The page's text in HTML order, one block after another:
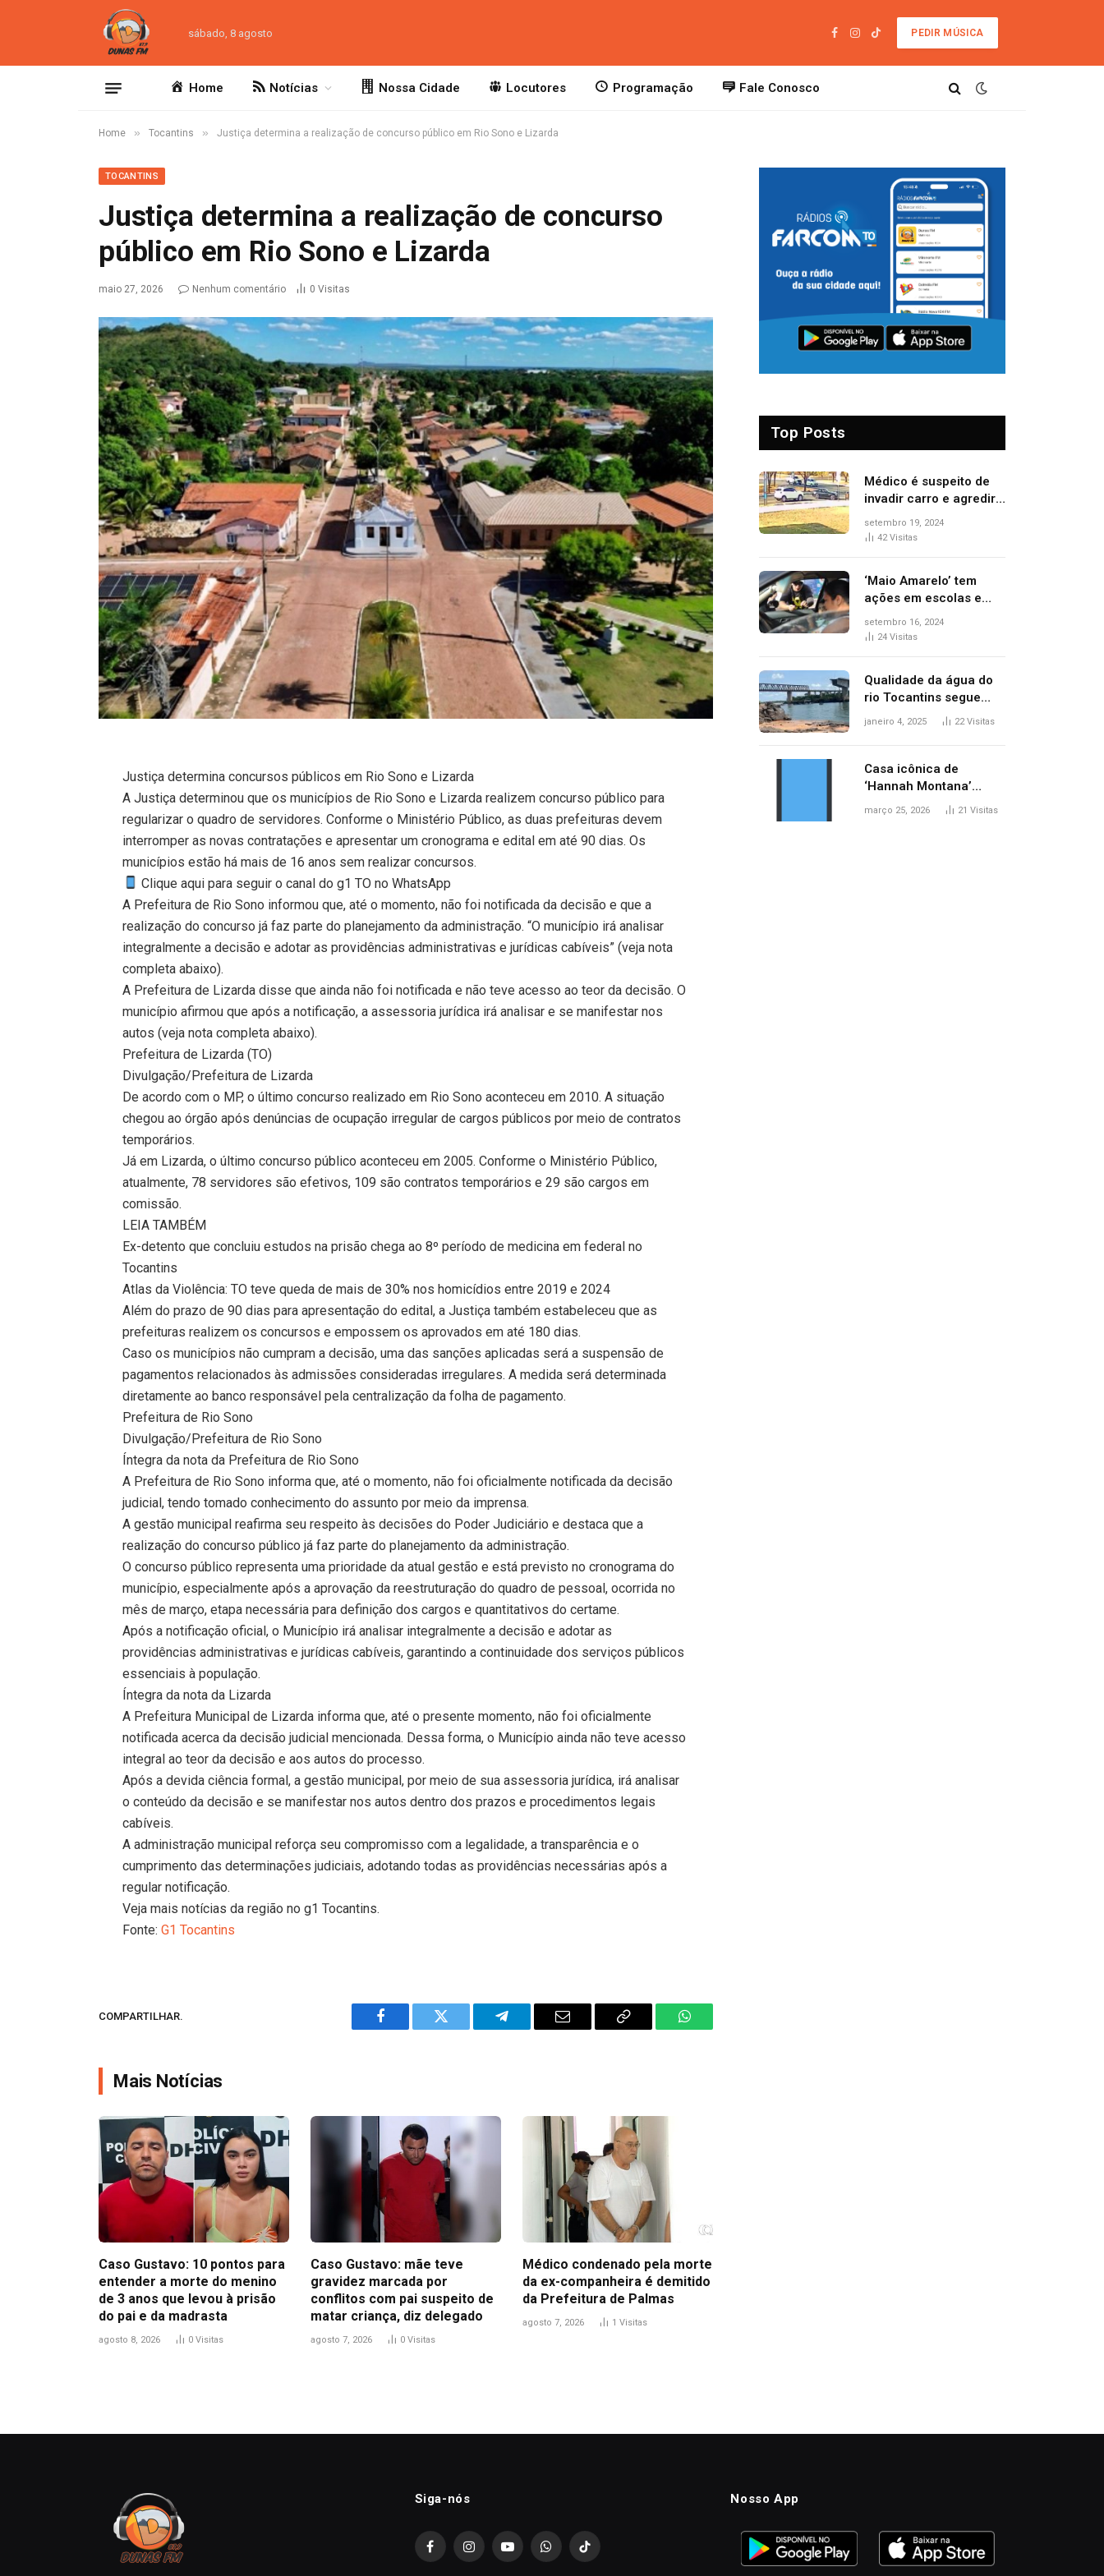
sábado, 8 agosto
Facebook
Instagram
TikTok
PEDIR MÚSICA
Home Notícias Nossa Cidade Locutores Programação Fale Conosco
Home » Tocantins » Justiça determina a realização de concurso público em Rio Sono e Lizarda
TOCANTINS
Justiça determina a realização de concurso
público em Rio Sono e Lizarda
maio 27, 2026 Nenhum comentário 0 Visitas
Justiça determina concursos públicos em Rio Sono e Lizarda
A Justiça determinou que os municípios de Rio Sono e Lizarda realizem concurso público para
regularizar o quadro de servidores. Conforme o Ministério Público, as duas prefeituras devem
interromper as novas contratações e apresentar um cronograma e edital em até 90 dias. Os
municípios estão há mais de 16 anos sem realizar concursos.
Clique aqui para seguir o canal do g1 TO no WhatsApp
A Prefeitura de Rio Sono informou que, até o momento, não foi notificada da decisão e que a
realização do concurso já faz parte do planejamento da administração. “O município irá analisar
integralmente a decisão e adotar as providências administrativas e jurídicas cabíveis” (veja nota
completa abaixo).
A Prefeitura de Lizarda disse que ainda não foi notificada e não teve acesso ao teor da decisão. O
município afirmou que após a notificação, a assessoria jurídica irá analisar e se manifestar nos
autos (veja nota completa abaixo).
Prefeitura de Lizarda (TO)
Divulgação/Prefeitura de Lizarda
De acordo com o MP, o último concurso realizado em Rio Sono aconteceu em 2010. A situação
chegou ao órgão após denúncias de ocupação irregular de cargos públicos por meio de contratos
temporários.
Já em Lizarda, o último concurso público aconteceu em 2005. Conforme o Ministério Público,
atualmente, 78 servidores são efetivos, 109 são contratos temporários e 29 são cargos em
comissão.
LEIA TAMBÉM
Ex-detento que concluiu estudos na prisão chega ao 8º período de medicina em federal no
Tocantins
Atlas da Violência: TO teve queda de mais de 30% nos homicídios entre 2019 e 2024
Além do prazo de 90 dias para apresentação do edital, a Justiça também estabeleceu que as
prefeituras realizem os concursos e empossem os aprovados em até 180 dias.
Caso os municípios não cumpram a decisão, uma das sanções aplicadas será a suspensão de
pagamentos relacionados às admissões consideradas irregulares. A medida será determinada
diretamente ao banco responsável pela centralização da folha de pagamento.
Prefeitura de Rio Sono
Divulgação/Prefeitura de Rio Sono
Íntegra da nota da Prefeitura de Rio Sono
A Prefeitura de Rio Sono informa que, até o momento, não foi oficialmente notificada da decisão
judicial, tendo tomado conhecimento do assunto por meio da imprensa.
A gestão municipal reafirma seu respeito às decisões do Poder Judiciário e destaca que a
realização do concurso público já faz parte do planejamento da administração.
O concurso público representa uma prioridade da atual gestão e está previsto no cronograma do
município, especialmente após a aprovação da reestruturação do quadro de pessoal, ocorrida no
mês de março, etapa necessária para definição dos cargos e quantitativos do certame.
Após a notificação oficial, o Município irá analisar integralmente a decisão e adotar as
providências administrativas e jurídicas cabíveis, garantindo a continuidade dos serviços públicos
essenciais à população.
Íntegra da nota da Lizarda
A Prefeitura Municipal de Lizarda informa que, até o presente momento, não foi oficialmente
notificada acerca da decisão judicial mencionada. Dessa forma, o Município ainda não teve acesso
integral ao teor da decisão e aos autos do processo.
Após a devida ciência formal, a gestão municipal, por meio de sua assessoria jurídica, irá analisar
o conteúdo da decisão e se manifestar nos autos dentro dos prazos e procedimentos legais
cabíveis.
A administração municipal reforça seu compromisso com a legalidade, a transparência e o
cumprimento das determinações judiciais, adotando todas as providências necessárias após a
regular notificação.
Veja mais notícias da região no g1 Tocantins.
Fonte:G1 Tocantins
COMPARTILHAR.
Facebook Twitter Telegram Email
Copy
WhatsApp
Mais Notícias
Caso Gustavo: 10 pontos para
entender a morte do menino
de 3 anos que levou à prisão
do pai e da madrasta
agosto 8, 2026 0 Visitas
Caso Gustavo: mãe teve
gravidez marcada por
conflitos com pai suspeito de
matar criança, diz delegado
agosto 7, 2026 0 Visitas
Médico condenado pela morte
da ex-companheira é demitido
da Prefeitura de Palmas
agosto 7, 2026 1 Visitas
Top Posts
Médico é suspeito de
invadir carro e agredir
delegado aposentado
durante confusão no
setembro 19, 2024
42Visitas
‘Maio Amarelo’ tem
ações em escolas e
ruas para prevenir
acidentes no trânsito
setembro 16, 2024
24 Visitas
Qualidade da água do
rio Tocantins segue
sem indicar alterações
afirma ANA
janeiro 4, 2025 22Visitas
Casa icônica de
‘Hannah Montana’
poderá ser alugada por
março 25, 2026 21 Visitas
Siga-nós
FacebookInstagramYouTubeWhatsAppTikTok
Nosso App